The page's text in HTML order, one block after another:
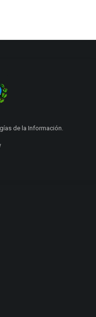
de la Información.